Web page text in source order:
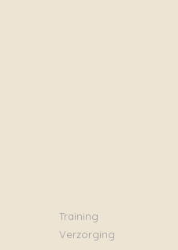
Training
Verzorging